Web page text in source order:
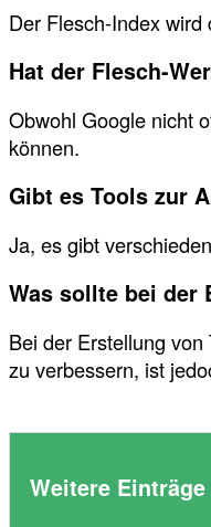
Der Flesch-Index
Hat der Flesch-
Obwohl Google nicht
können.
Gibt es Tools zur
Ja, es gibt
Was sollte bei der
Bei der Erstellung
zu verbessern, ist
Weitere